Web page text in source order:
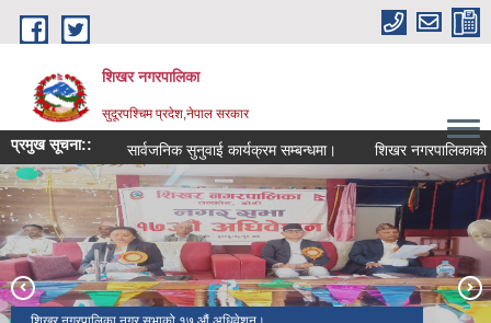
Skip to main content
शिखर नगरपालिका
सुदूरपश्चिम प्रदेश,नेपाल सरकार
प्रमुख सूचना:: सार्वजनिक सुनुवाई कार्यक्रम सम्बन्धमा। शिखर नगरपालिकाको
जिल्लाकै पहिलो पूर्णखोप सुनिश्चितता तथा दिगो पना पालिका घोषणा गर्ने शिखर